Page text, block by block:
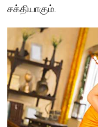
சக்தியாகும்.